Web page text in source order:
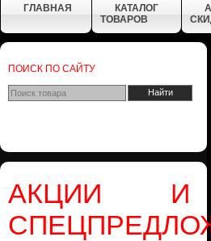
ГЛАВНАЯ
КАТАЛОГ
ТОВАРОВ
ПОИСК ПО САЙТУ
АКЦИИ И